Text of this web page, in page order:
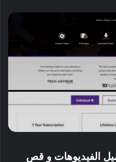
الفيديوهات و قص